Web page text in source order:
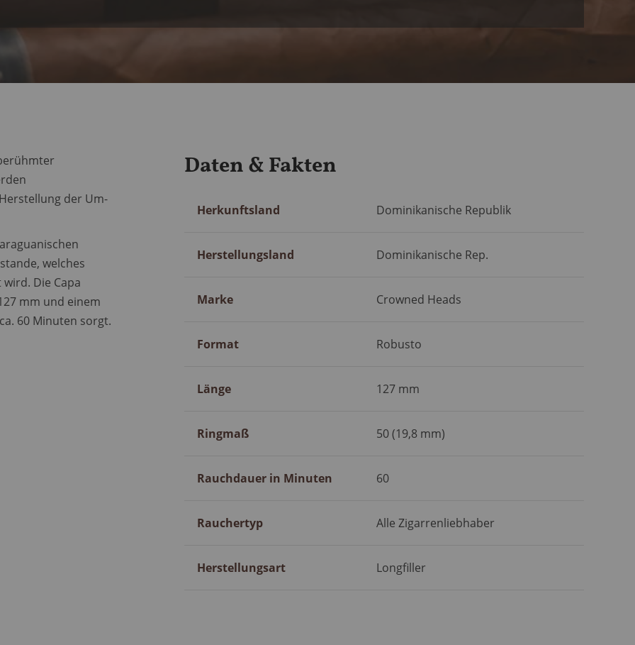
der Um-
welches
Die Capa
mm und einem
60 Minuten sorgt.
Daten & Fakten
Mehr
Herkunftsland Dominikanische Republik
Herstellungsland Dominikanische Rep.
Marke Crowned Heads
Format Robusto
Länge 127 mm
Ringmaß 50 (19,8 mm)
Rauchdauer in Minuten 60
Rauchertyp Alle Zigarrenliebhaber
Herstellungsart Longfiller